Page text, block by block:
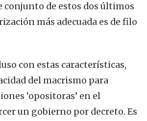
conjunto de estos dos últimos
más adecuada es de filo
con estas características,
del macrismo para
‘opositoras’ en el
un gobierno por decreto. Es